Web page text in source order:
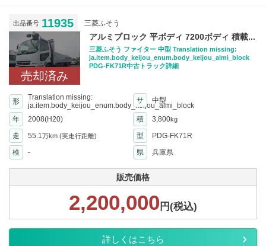
出品番号 11935 三菱ふそう
売却済み
アルミブロック 平ボディ 7200ボディ 積載...
三菱ふそう ファイター 中型 Translation missing:
ja.item.body_keijou_enum.body_keijou_almi_block
PDG-FK71R中古トラック詳細
形
Translation missing:
ja.item.body_keijou_enum.body_keijou_almi_block
サ 中型
年 2008(H20) 積 3,800kg
走 55.1万km (実走行距離) 型
PDG-FK71R
検
- 県 兵庫県
販売価格
2,200,000 円(税込)
詳しくはこちら